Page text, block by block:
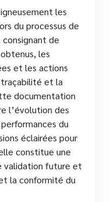
les
du processus de
de
les
et les actions
traçabilité et la
documentation
l’évolution des
du
éclairées pour
constitue une
validation future et
la conformité du